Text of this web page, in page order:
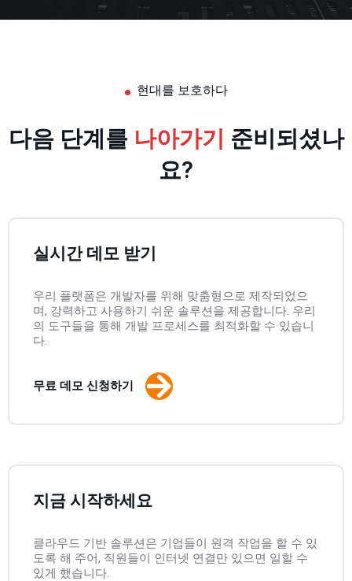
현대를 보호하다
다음 단계를 나아가기
준비되셨나
요?
실시간 데모 받기
우리 플랫폼은 개발자를 위해 맞춤형으로 제작되었으
며, 강력하고 사용하기 쉬운 솔루션을 제공합니다. 우리
의 도구들을 통해 개발 프로세스를 최적화할 수 있습니
다.
무료 데모 신청하기
지금 시작하세요
클라우드 기반 솔루션은 기업들이 원격 작업을 할 수 있
도록 해 주어, 직원들이 인터넷 연결만 있으면 일할 수
있게 했습니다.